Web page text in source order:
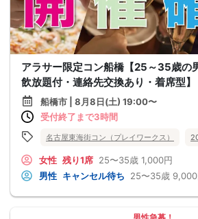
アラサー限定コン船橋【25～35歳の
飲放題付・連絡先交換あり・着席型
船橋市 | 8月8日(土) 19:00〜
受付終了まで3時間
名古屋東海街コン（プレイワークス）
女性 残り1席 25〜35歳 1,000円
男性 キャンセル待ち 25〜35歳
男性急募！